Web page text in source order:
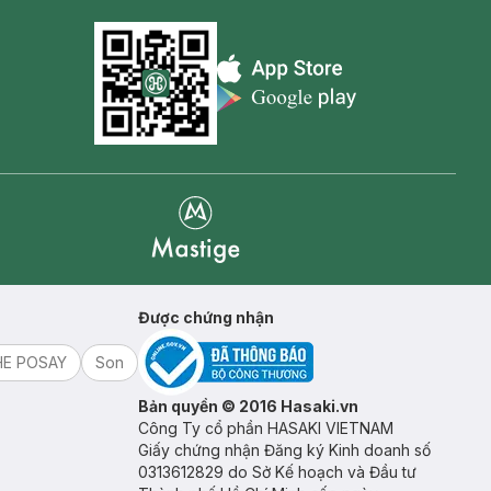
Appstore icon
POSAY
Son
Được chứng nhận
Bản quyền © 2016 Hasaki.vn
Công Ty cổ phần HASAKI VIETNAM
Giấy chứng nhận Đăng ký Kinh doanh số
0313612829 do Sở Kế hoạch và Đầu tư